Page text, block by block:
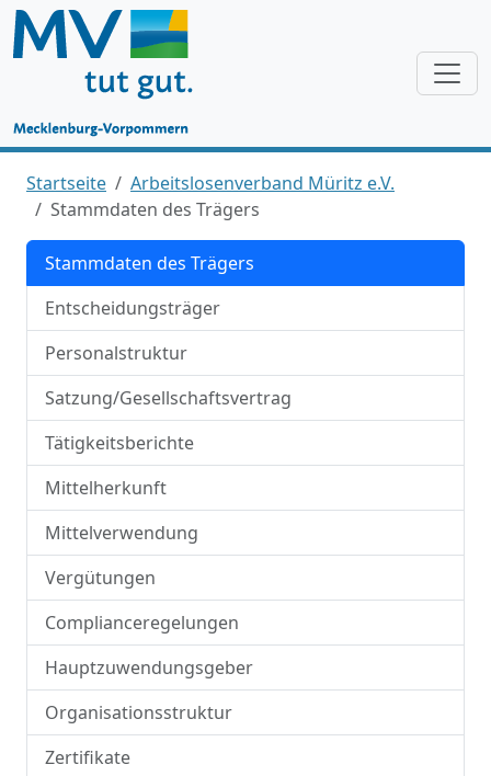
Startseite
Arbeitslosenverband Müritz e.V.
Stammdaten des Trägers
Stammdaten des Trägers
Entscheidungsträger
Personalstruktur
Satzung/Gesellschaftsvertrag
Tätigkeitsberichte
Mittelherkunft
Mittelverwendung
Vergütungen
Complianceregelungen
Hauptzuwendungsgeber
Organisationsstruktur
Zertifikate